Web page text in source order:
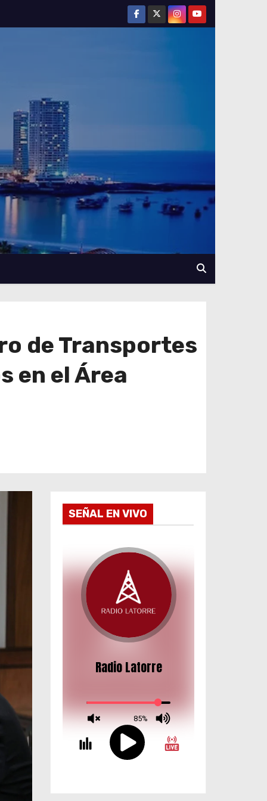
de Transportes
en el Área
SEÑAL EN VIVO